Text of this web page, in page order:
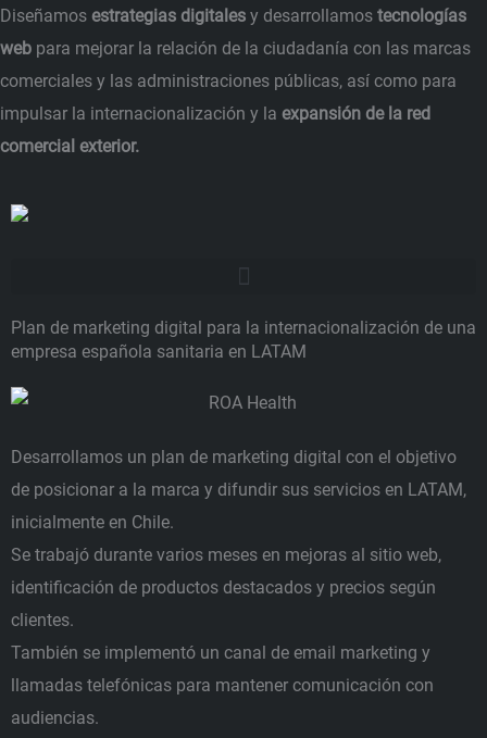
Ir
al
contenido
Diseñamos estrategias digitales y desarrollamos tecnologías
web para mejorar la relación de la ciudadanía con las marcas
comerciales y las administraciones públicas, así como para
impulsar la internacionalización y la expansión de la red
comercial exterior.
Plan de marketing digital para la internacionalización de una
empresa española sanitaria en LATAM
Desarrollamos un plan de marketing digital con el objetivo
de posicionar a la marca y difundir sus servicios en LATAM,
inicialmente en Chile.
Se trabajó durante varios meses en mejoras al sitio web,
identificación de productos destacados y precios según
clientes.
También se implementó un canal de email marketing y
llamadas telefónicas para mantener comunicación con
audiencias.